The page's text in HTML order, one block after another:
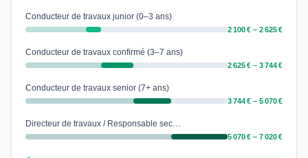
Conducteur de travaux junior (0–3 ans)
2 100 € – 2 625 €
Conducteur de travaux confirmé (3–7 ans)
2 625 € – 3 744 €
Conducteur de travaux senior (7+ ans)
3 744 € – 5 070 €
Directeur de travaux / Responsable sec…
5 070 € – 7 020 €